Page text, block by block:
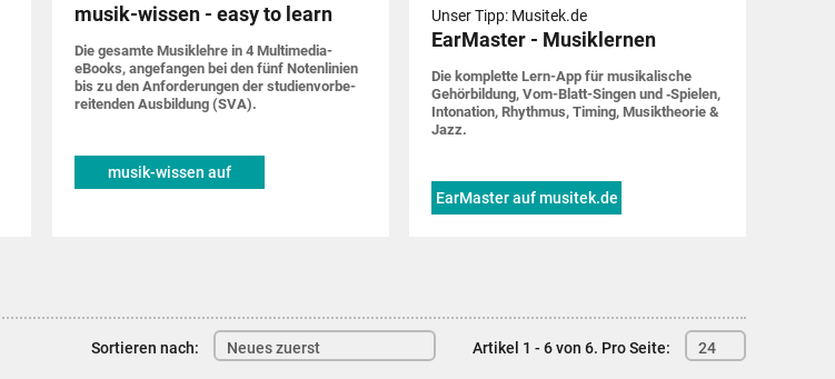
musik-wissen - easy to learn
Die gesamte Musik­lehre in 4 Multimedia-
eBooks, ange­fangen bei den fünf Noten­linien
bis zu den Anforde­rungen der studien­vorbe­
rei­tenden Ausbildung (SVA).
musik-wissen auf
Unser Tipp: Musitek.de
EarMaster - Musiklernen
Die komplette Lern-App für musi­ka­lische
Gehör­bildung, Vom-Blatt-Singen und ‑Spielen,
Into­nation, Rhythmus, Timing, Musik­theorie &
Jazz.
EarMaster auf musitek.de
Sortieren nach: Neues zuerst Artikel 1 - 6 von 6. Pro Seite: 24